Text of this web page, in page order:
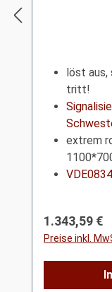
löst aus,
tritt!
extrem
Regulärer
1.343,59 €
Preise inkl.